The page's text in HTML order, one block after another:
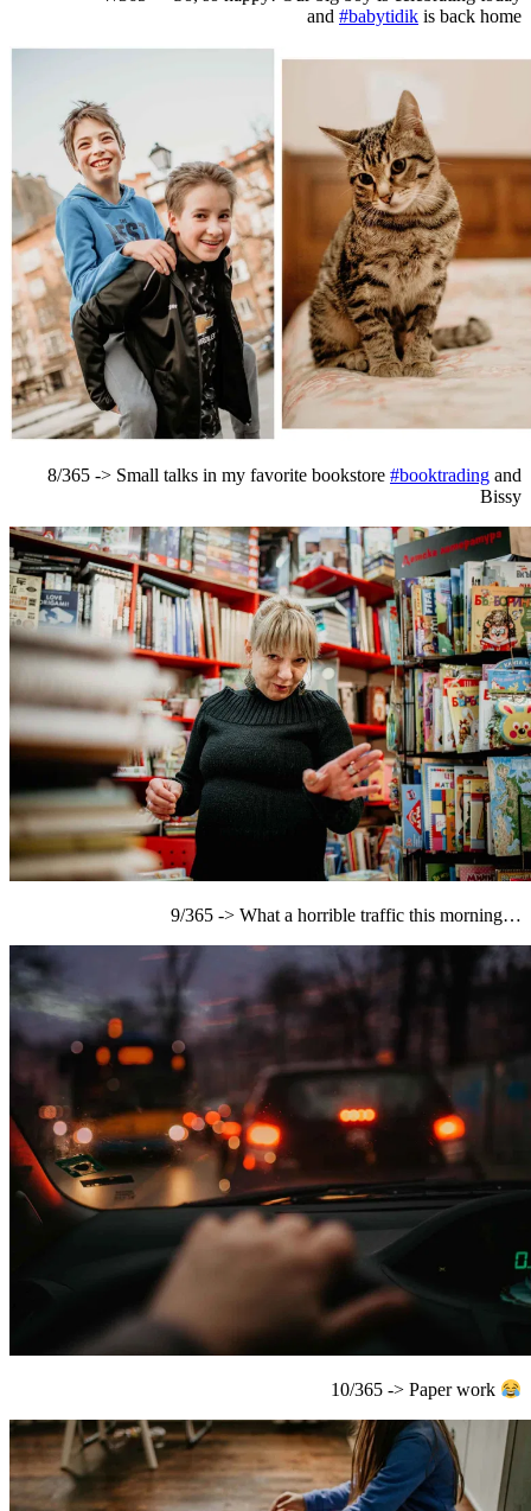
and #babytidik is back home
8/365 -> Small talks in my favorite bookstore #booktrading and
Bissy
9/365 -> What a horrible traffic this morning…
10/365 -> Paper work